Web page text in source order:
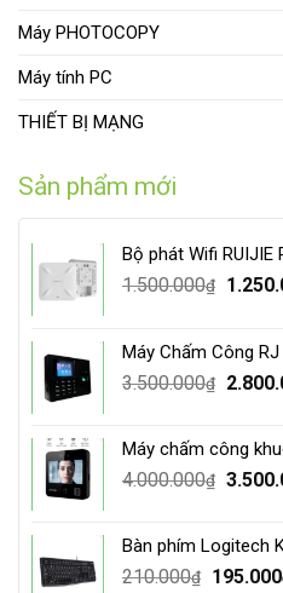
Máy PHOTOCOPY
Máy tính PC
THIẾT BỊ MẠNG
Sản phẩm mới
Bộ phát Wifi RUIJIE
1.500.000₫
Máy Chấm Công RJ
3.500.000₫
Máy chấm công
4.000.000₫
Bàn phím Logitech
210.000₫
Original
195.000